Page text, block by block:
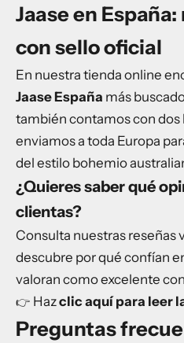
Jaase en
con sello oficial
En nuestra tienda online
Jaase España más
también contamos con dos
enviamos a toda Europa
del estilo bohemio
¿Quieres saber qué
clientas?
Consulta nuestras reseñas
descubre por qué confían
valoran como excelente
👉 Hazclic aquí para leer
Preguntas